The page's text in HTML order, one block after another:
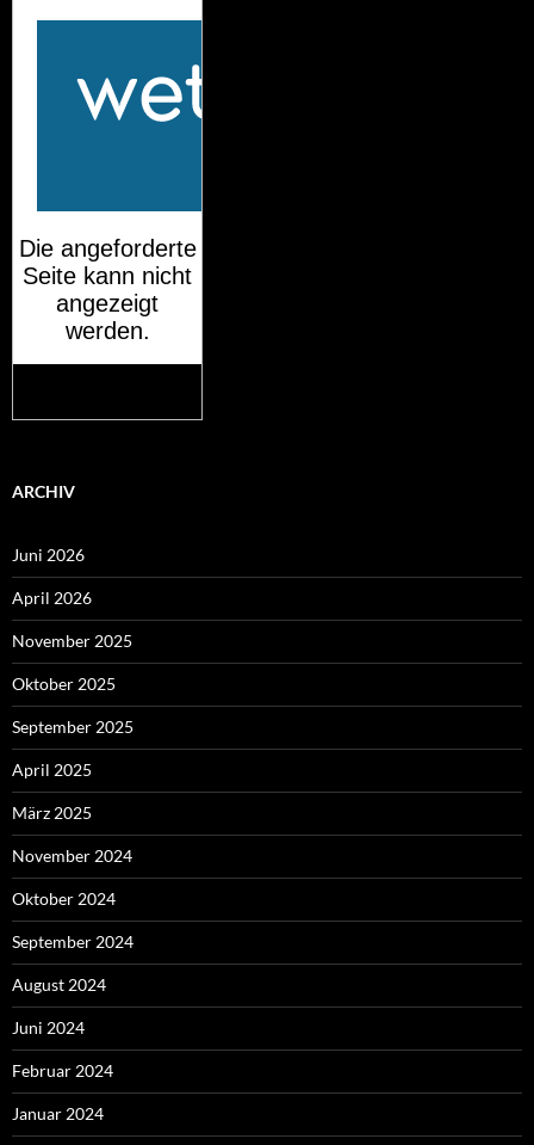
ARCHIV
Juni 2026
April 2026
November 2025
Oktober 2025
September 2025
April 2025
März 2025
November 2024
Oktober 2024
September 2024
August 2024
Juni 2024
Februar 2024
Januar 2024